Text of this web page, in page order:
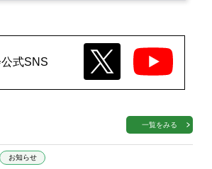
式SNS
一覧をみる
お知らせ